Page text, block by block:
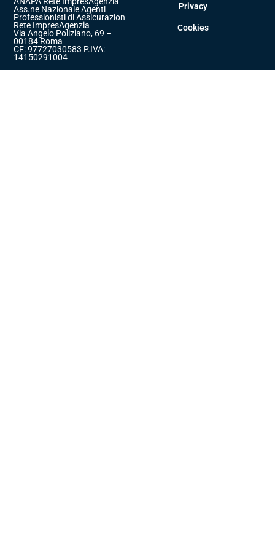
Ass.ne Nazionale Agenti
Professionisti di Assicurazione
Rete ImpresAgenzia
Via Angelo Poliziano, 69 –
00184 Roma
CF: 97727030583 P.IVA:
14150291004
Privacy
Cookies